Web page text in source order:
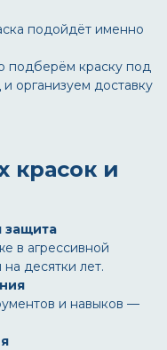
подойдёт именно
подберём краску под
организуем доставку
красок и
защита
в агрессивной
десятки лет.
и навыков —